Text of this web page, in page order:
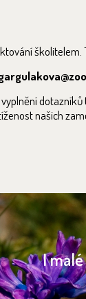
školitelem.
našich
I